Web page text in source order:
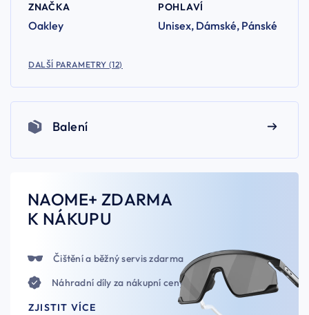
ZNAČKA
Oakley
POHLAVÍ
Unisex, Dámské, Pánské
DALŠÍ PARAMETRY (12)
Balení
NAOME+ ZDARMA
K NÁKUPU
Čištění a běžný servis zdarma
Náhradní díly za nákupní ceny
ZJISTIT VÍCE